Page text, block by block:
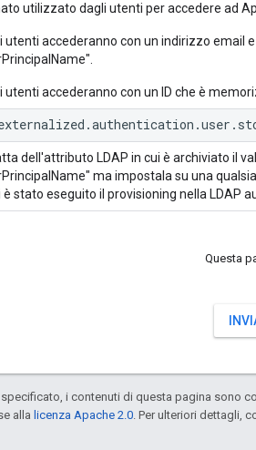
utilizzato dagli utenti per accedere ad
utenti accederanno con un indirizzo email
utenti accederanno con un ID che è
dell'attributo LDAP in cui è archiviato il
ma impostala su una
è stato eseguito il provisioning nella LDAP
Questa
i contenuti di questa pagina sono
alla licenza Apache 2.0. Per ulteriori dettagli,